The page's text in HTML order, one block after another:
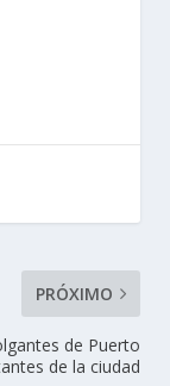
PRÓXIMO
de Puerto
de la ciudad